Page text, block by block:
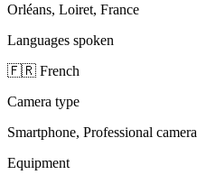
Orléans, Loiret, France
Languages spoken
🇫🇷 French
Camera type
Smartphone, Professional camera
Equipment